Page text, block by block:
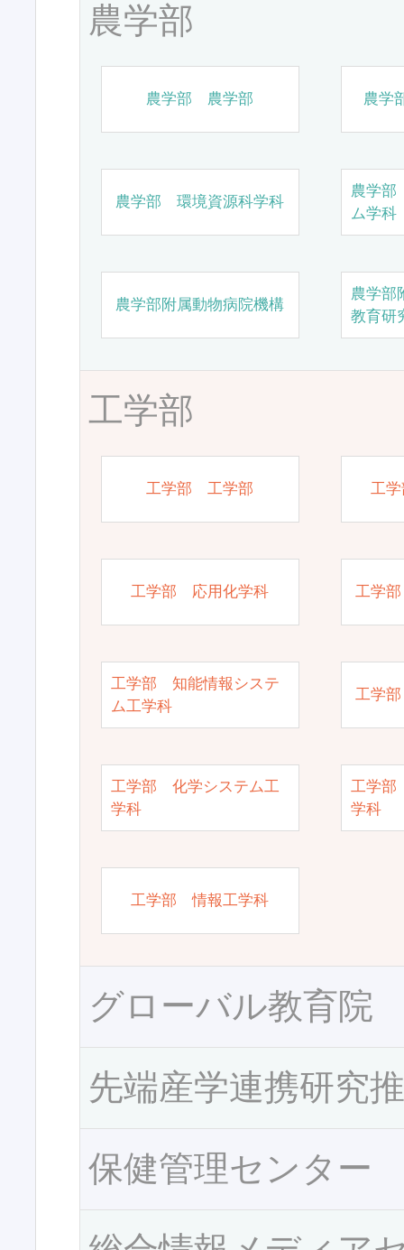
農学部
農学部 農学部 農学
農学部 環境資源科学科
農学
ム学科
農学部附属動物病院機構
農学部
教育研
工学部
工学部 工学部 工
工学部 応用化学科 工学
工学部 知能情報システ
ム工学科
工学
工学部 化学システム工
学科
工学部
学科
工学部 情報工学科
グローバル教育院
先端産学連携研究
保健管理センター